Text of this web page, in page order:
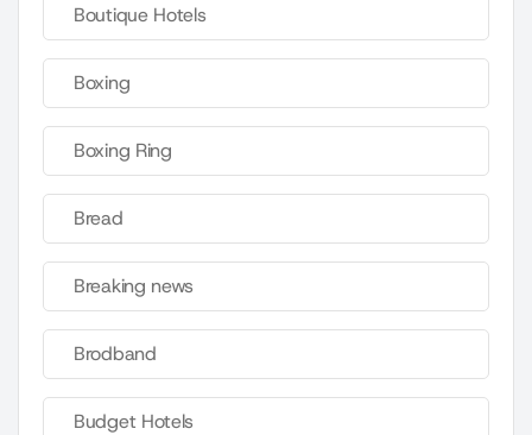
Boutique Hotels
Boxing
Boxing Ring
Bread
Breaking news
Brodband
Budget Hotels